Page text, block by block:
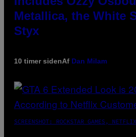
Metallica, the White
Styx
10 timer sidenAf Dan Milam
SCREENSHOT: ROCKSTAR GAMES, NETFLIX